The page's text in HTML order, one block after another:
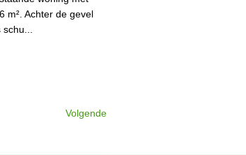
m². Achter de gevel
Volgende